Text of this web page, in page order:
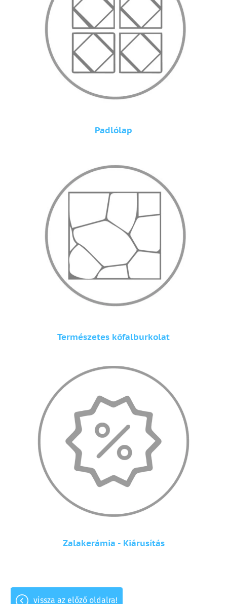
Padlólap
Természetes kőfalburkolat
Zalakerámia - Kiárusítás
vissza az előző oldalra!